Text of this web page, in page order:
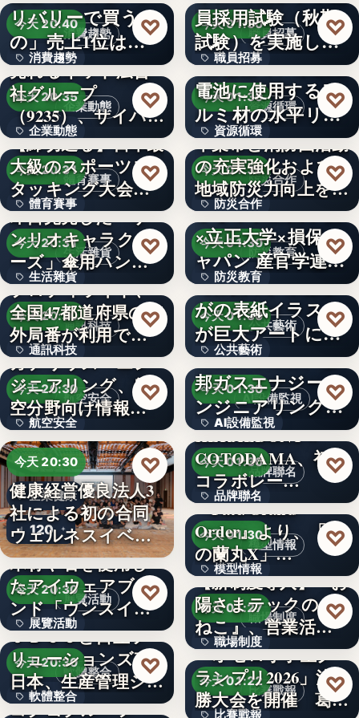
550億
消費趨勢
今天 20:40
消費趨勢
文字
リバリーで買うも
の」売上1位は
1.1kg…
♡
企業動態
今天 20:35
企業動態
9235
売れるネット広告
社グループ
（9235）、サイバー
セキュリ…
♡
體育賽事
今天 20:31
體育賽事
1
【締切迫る】日本最
大級のスポーツス
タッキング大会
「…
♡
生活雜貨
今天 20:31
生活雜貨
1,408
即日完売した「サ
ンリオキャラクタ
ーズ」傘用ハンデ
ィファン…
♡
通訊科技
今天 20:30
通訊科技
47
プロディライト、
全国47都道府県の市
外局番が利用でき
る…
♡
航空安全
今天 20:30
航空安全
497
ガデリウス・エン
ジニアリング、航
空分野向け情報サ
イト「…
♡
今天 20:30
企業健康
120
健康経営優良法人3
社による初の合同
ウェルネスイベン
ト開催
♡
展覽活動
今天 20:30
展覽活動
50
木材や石を使用し
たアイウェアブラ
ンド「ウンスイキ
ョウ」の…
♡
軟體整合
今天 20:30
軟體整合
ＪＢＣＣと日立ソ
リューションズ東
日本、生産管理シ
ステム「…
♡
コクヨグループ
文字
職員招募
今天 01:30
職員招募
文字
員採用試験（秋期
試験）を実施しま
す！大…
♡
資源循環
今天 01:30
資源循環
文字
4社協働で、車載用
電池に使用するア
ルミ材の水平リサ
イクル…
♡
防災合作
今天 01:30
防災合作
1888年
千葉市と消防団活動
の充実強化および
地域防災力向上を目
指し…
♡
防災教育
今天 01:30
防災教育
文字
しながわ防災学校
×立正大学×損保ジ
ャパン 産官学連携
によ…
♡
公共藝術
今天 01:30
公共藝術
文字
【佐賀市】市報さ
がの表紙イラスト
が巨大アートに！
佐賀駅の…
♡
AI設備監視
今天 01:30
AI設備監視
文字
Ｈｍｃｏｍｍ、東
邦ガスエナジーエ
ンジニアリングへ
の異常音…
♡
品牌聯名
今天 01:30
品牌聯名
20台
HERALBONY ×
COTODAMA、初の
コラボレー…
♡
模型情報
今天 01:30
模型情報
26,180円
『Fate/Grand
Order』より、「謎
の蘭丸X」…
♡
職場制度
今天 01:27
職場制度
3,000万円
【新制度導入】『お
陽さまテックのえ
ねこ』、営業活動
に専念…
♡
比賽戰報
今天 01:22
比賽戰報
「オセロ小学生グ
ランプリ2026」決
勝大会を開催 葛
♡